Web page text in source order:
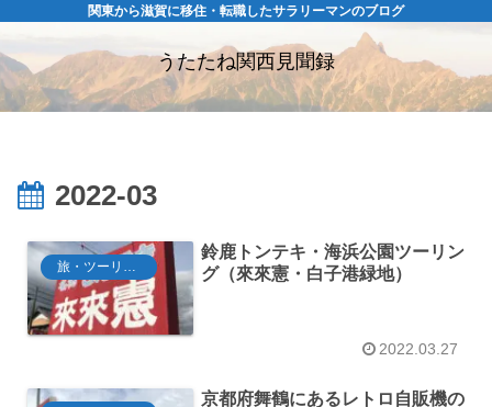
関東から滋賀に移住・転職したサラリーマンのブログ
うたたね関西見聞録
2022-03
旅・ツーリング
鈴鹿トンテキ・海浜公園ツーリン
グ（來來憲・白子港緑地）
2022.03.27
京都府舞鶴にあるレトロ自販機の